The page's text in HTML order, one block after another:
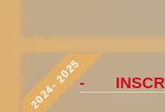
2024- 2025-